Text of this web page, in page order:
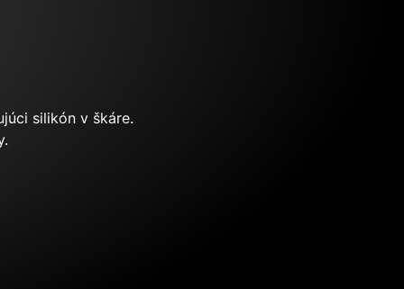
silikón v škáre.